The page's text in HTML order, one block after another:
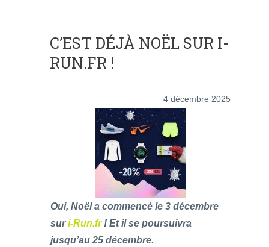
C’EST DÉJÀ NOËL SUR I-
RUN.FR !
4 décembre 2025
Oui, Noël a commencé le 3 décembre
suri-Run.fr! Et il se poursuivra
jusqu’au 25 décembre.